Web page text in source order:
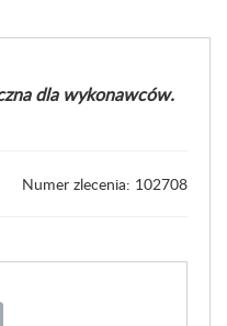
dla wykonawców.
Numer zlecenia: 102708